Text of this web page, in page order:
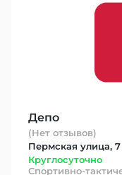
Депо
(Нет отзывов)
Пермская улица, 7
Круглосуточно
Спортивно-